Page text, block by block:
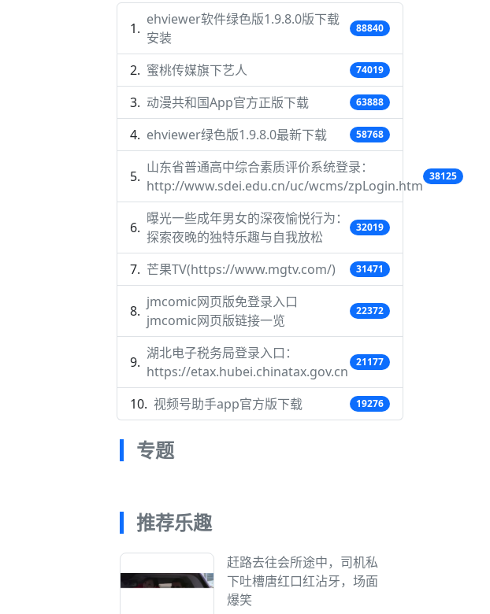
ehviewer软件绿色版1.9.8.0版下载
安装
88840
蜜桃传媒旗下艺人 74019
动漫共和国App官方正版下载 63888
ehviewer绿色版1.9.8.0最新下载 58768
山东省普通高中综合素质评价系统登录：
http://www.sdei.edu.cn/uc/wcms/zpLogin.htm
38125
曝光一些成年男女的深夜愉悦行为：
探索夜晚的独特乐趣与自我放松
32019
芒果TV(https://www.mgtv.com/) 31471
jmcomic网页版免登录入口
jmcomic网页版链接一览
22372
湖北电子税务局登录入口：
https://etax.hubei.chinatax.gov.cn
21177
视频号助手app官方版下载 19276
专题
推荐乐趣
赶路去往会所途中，司机私
下吐槽唐红口红沾牙，场面
爆笑